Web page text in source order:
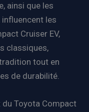
ainsi que les
les
Cruiser EV,
classiques,
tout en
de durabilité.
Toyota Compact